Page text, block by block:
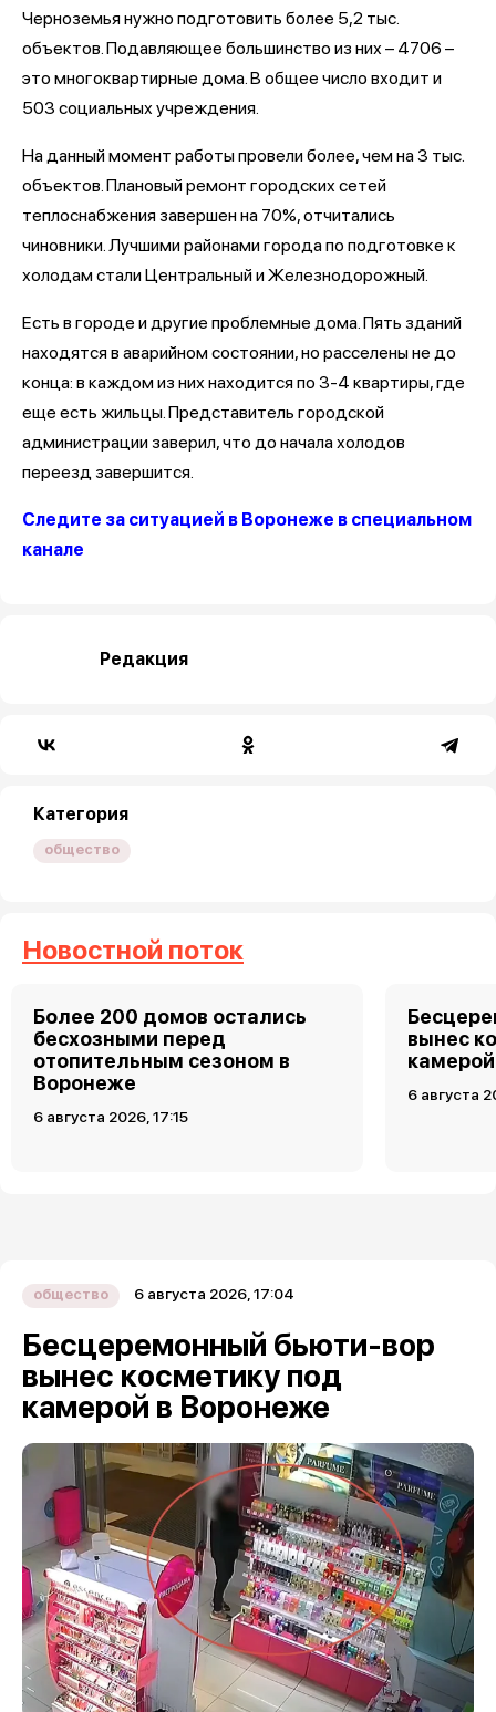
Черноземья нужно подготовить более 5,2 тыс.
объектов. Подавляющее большинство из них – 4706 –
это многоквартирные дома. В общее число входит и
503 социальных учреждения.
На данный момент работы провели более, чем на 3 тыс.
объектов. Плановый ремонт городских сетей
теплоснабжения завершен на 70%, отчитались
чиновники. Лучшими районами города по подготовке к
холодам стали Центральный и Железнодорожный.
Есть в городе и другие проблемные дома. Пять зданий
находятся в аварийном состоянии, но расселены не до
конца: в каждом из них находится по 3-4 квартиры, где
еще есть жильцы. Представитель городской
администрации заверил, что до начала холодов
переезд завершится.
Следите за ситуацией в Воронеже в специальном
канале
Редакция
Категория
общество
Новостной поток
Более 200 домов остались
бесхозными перед
отопительным сезоном в
Воронеже
6 августа 2026, 17:15
вынес
6 августа
общество 6 августа 2026, 17:04
Бесцеремонный бьюти-вор
вынес косметику под
камерой в Воронеже